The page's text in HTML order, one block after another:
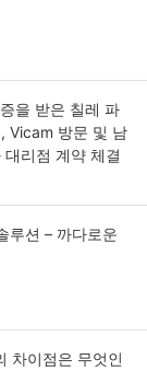
을 받은 칠레 파
Vicam 방문 및 남
리점 계약 체결
루션 – 까다로운
차이점은 무엇인